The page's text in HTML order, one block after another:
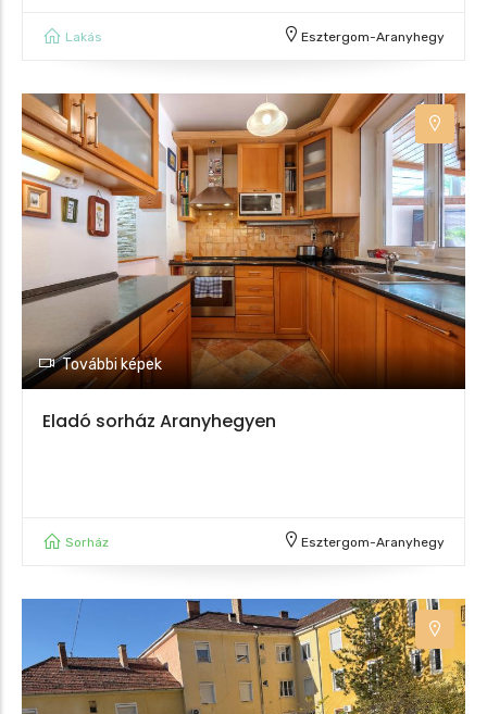
Lakás Esztergom-Aranyhegy
További képek
Eladó sorház Aranyhegyen
Sorház Esztergom-Aranyhegy
5